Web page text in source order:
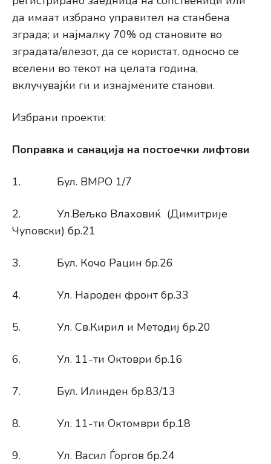
да имаат избрано управител на станбена
зграда; и најмалку 70% од становите во
зградата/влезот, да се користат, односно се
вселени во текот на целата година,
вклучувајќи ги и изнајмените станови.
Избрани проекти:
Поправка и санација на постоечки лифтови
1. Бул. ВМРО 1/7
2. Ул.Вељко Влаховиќ (Димитрије
Чуповски) бр.21
3. Бул. Кочо Рацин бр.26
4. Ул. Народен фронт бр.33
5. Ул. Св.Кирил и Методиј бр.20
6. Ул. 11-ти Октоври бр.16
7. Бул. Илинден бр.83/13
8. Ул. 11-ти Октомври бр.18
9. Ул. Васил Ѓоргов бр.24